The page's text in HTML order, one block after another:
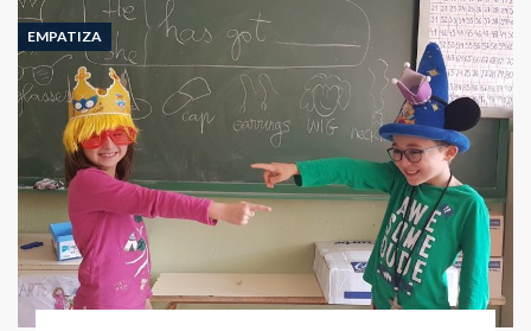
Inglés
(febrero
2020)
EMPATIZA